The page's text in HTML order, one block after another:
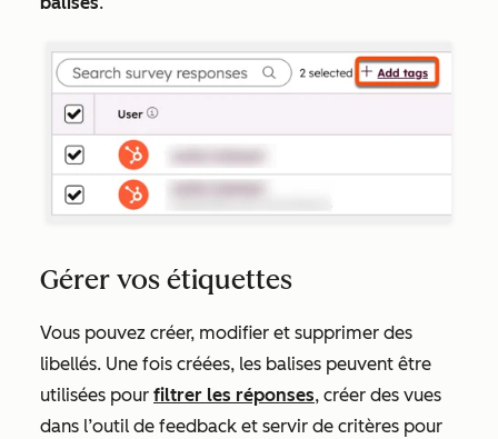
Gérer vos étiquettes
Vous pouvez créer, modifier et supprimer des
libellés. Une fois créées, les balises peuvent être
utilisées pour filtrer les réponses, créer des vues
dans l’outil de feedback et servir de critères pour